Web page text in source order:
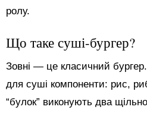
ролу.
Що таке суші-бургер?
Зовні — це класичний
для суші компоненти: рис,
“булок” виконують два